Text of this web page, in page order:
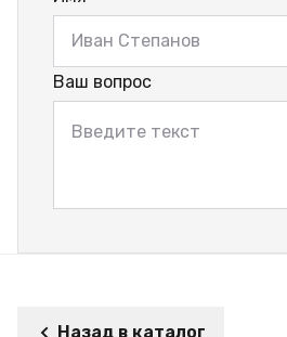
Ваш вопрос
Назад в каталог